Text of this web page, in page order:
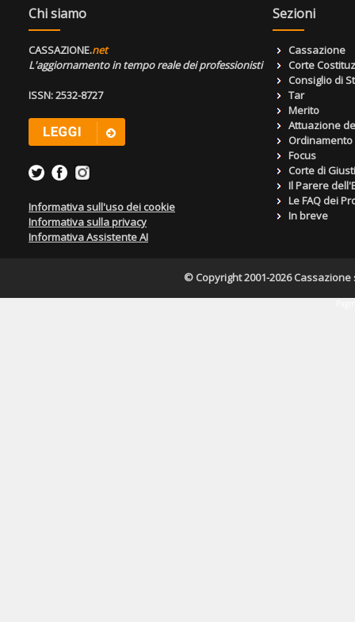
Chi siamo
CASSAZIONE.net
L'aggiornamento in tempo reale dei professionisti
ISSN: 2532-8727
Informativa sull'uso dei cookie
Informativa sulla privacy
Informativa Assistente AI
Sezioni
Cassazione
Corte
Consiglio di
Tar
Merito
Attuazione
Focus
Corte di
Il Parere
Le FAQ dei
In breve
© Copyright 2001-2026 Cassazione